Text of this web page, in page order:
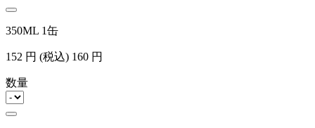
350ML 1缶
152 円 (税込) 160 円
数量